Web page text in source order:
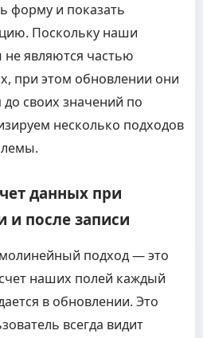
форму и показать
Поскольку наши
являются частью
при этом обновлении они
своих значений по
несколько подходов
данных при
после записи
подход — это
наших полей каждый
в обновлении. Это
всегда видит